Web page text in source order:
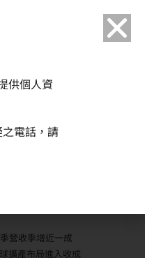
語言
營收季增近一成
擴產布局進入收成
供個人資
之電話，請